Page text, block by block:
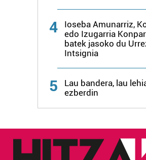
4
Ioseba Amunarriz,
edo Izugarria
batek jasoko du
Intsignia
5
Lau bandera, lau
ezberdin